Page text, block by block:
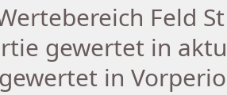
Feld
gewertet in
in